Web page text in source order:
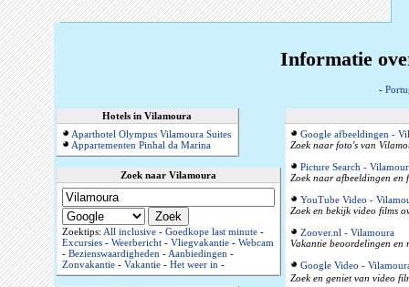
Informatie
-
Hotels in Vilamoura
Aparthotel Olympus Vilamoura Suites
Appartementen Pinhal da Marina
Zoek naar Vilamoura
Zoektips: All inclusive- Goedkope last minute-
Excursies- Weerbericht- Vliegvakantie- Webcam
- Bezienswaardigheden-Aanbiedingen-
Zonvakantie- Vakantie- Het weer in-
Google afbeeldingen -
Zoek naar foto's van
Picture Search -
Zoek naar afbeeldingen en
YouTube Video -
Zoek en bekijk video films
Zoover.nl - Vilamoura
Vakantie beoordelingen en
Google Video -
Zoek en geniet van video